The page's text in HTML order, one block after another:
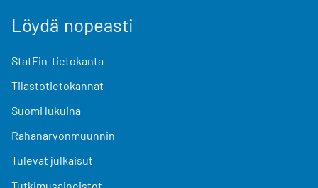
Löydä nopeasti
StatFin-tietokanta
Tilastotietokannat
Suomi lukuina
Rahanarvonmuunnin
Tulevat julkaisut
Tutkimusaineistot